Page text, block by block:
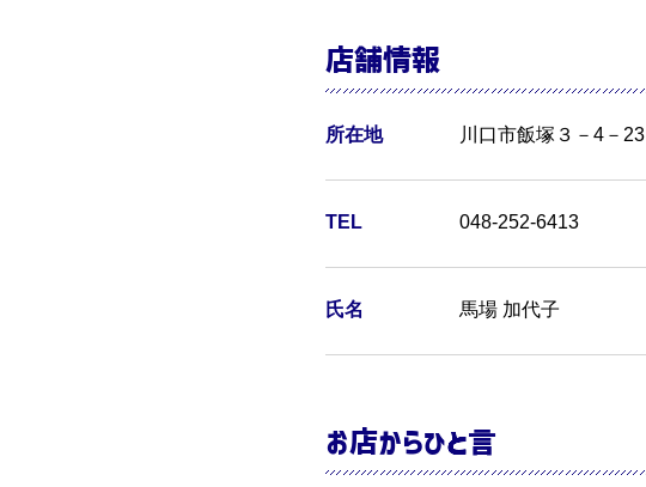
店舗情報
所在地 川口市飯塚３－4－23
TEL 048-252-6413
氏名 馬場 加代子
お店からひと言